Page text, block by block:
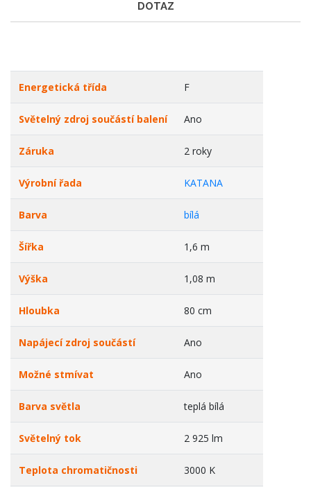
DOTAZ
Energetická třída F
Světelný zdroj součástí balení Ano
Záruka 2 roky
Výrobní řada KATANA
Barva bílá
Šířka 1,6 m
Výška 1,08 m
Hloubka 80 cm
Napájecí zdroj součástí Ano
Možné stmívat Ano
Barva světla teplá bílá
Světelný tok 2 925 lm
Teplota chromatičnosti 3000 K